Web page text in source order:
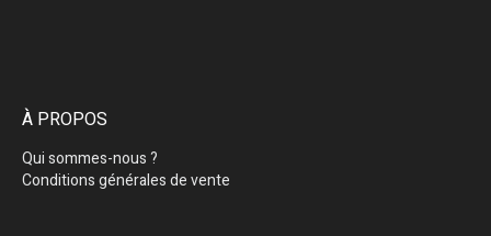
À PROPOS
Qui sommes-nous ?
Conditions générales de vente